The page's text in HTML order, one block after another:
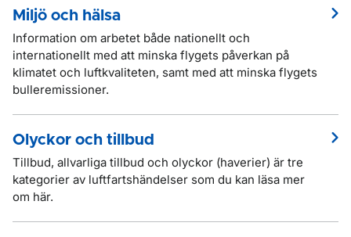
Miljö och hälsa
Information om arbetet både nationellt och
internationellt med att minska flygets påverkan på
klimatet och luftkvaliteten, samt med att minska flygets
bulleremissioner.
Olyckor och tillbud
Tillbud, allvarliga tillbud och olyckor (haverier) är tre
kategorier av luftfartshändelser som du kan läsa mer
om här.